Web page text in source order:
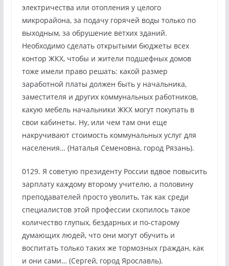
электричества или отопления у целого
микрорайона, за подачу горячей воды только по
выходным, за обрушение ветхих зданий.
Необходимо сделать открытыми бюджеты всех
контор ЖКХ, чтобы и жители подшефных домов
тоже имели право решать: какой размер
заработной платы должен быть у начальника,
заместителя и других коммунальных работников,
какую мебель начальники ЖКХ могут покупать в
свои кабинеты. Ну, или чем там они еще
накручивают стоимость коммунальных услуг для
населения… (Наталья Семеновна, город Рязань).
0129. Я советую президенту России вдвое повысить
зарплату каждому второму учителю, а половину
преподавателей просто уволить, так как среди
специалистов этой профессии скопилось такое
количество глупых, бездарных и по-старому
думающих людей, что они могут обучить и
воспитать только таких же тормозных граждан, как
и они сами… (Сергей, город Ярославль).